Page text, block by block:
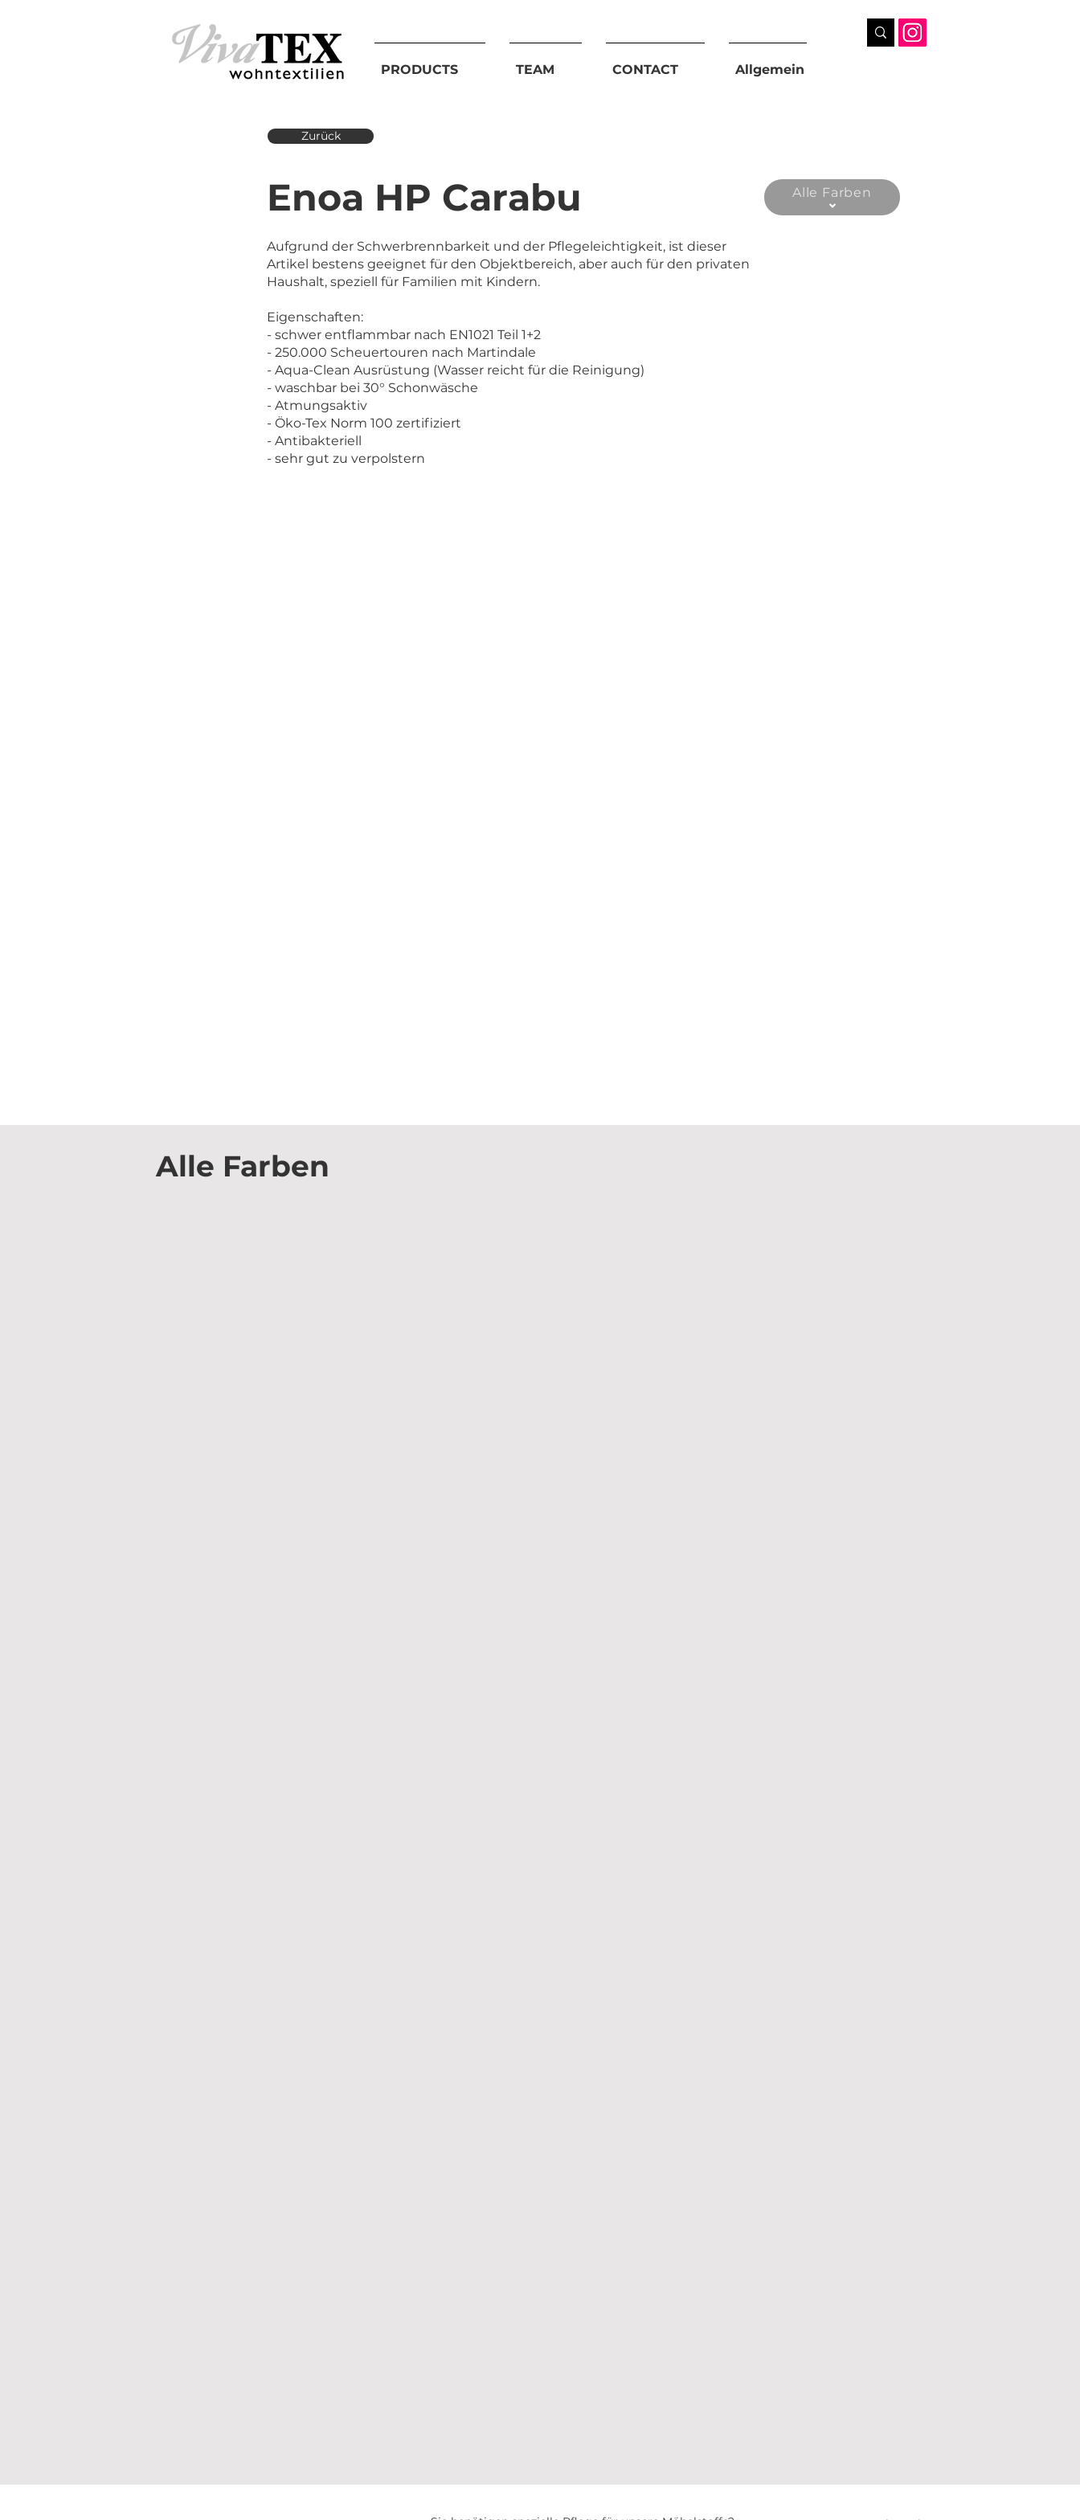
PRODUCTS TEAM CONTACT Allgemein
Zurück
Enoa HP Carabu Alle Farben
Aufgrund der Schwerbrennbarkeit und der Pflegeleichtigkeit, ist dieser
Artikel bestens geeignet für den Objektbereich, aber auch für den privaten
Haushalt, speziell für Familien mit Kindern.
Eigenschaften:
- schwer entflammbar nach EN1021 Teil 1+2
- 250.000 Scheuertouren nach Martindale
- Aqua-Clean Ausrüstung (Wasser reicht für die Reinigung)
- waschbar bei 30° Schonwäsche
- Atmungsaktiv
- Öko-Tex Norm 100 zertifiziert
- Antibakteriell
- sehr gut zu verpolstern
Alle Farben